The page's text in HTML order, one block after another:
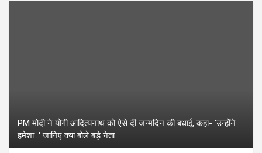
PM मोदी ने योगी आदित्यनाथ को ऐसे दी जन्मदिन की बधाई, कहा- 'उन्होंने
हमेशा...' जानिए क्या बोले बड़े नेता